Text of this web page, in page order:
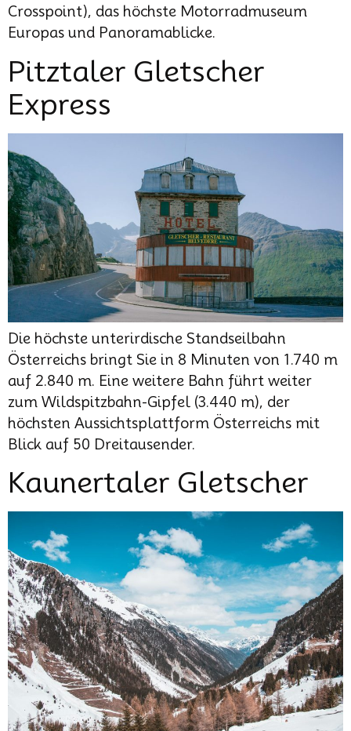
Crosspoint), das höchste Motorradmuseum
Europas und Panoramablicke.
Pitztaler Gletscher
Express
Die höchste unterirdische Standseilbahn
Österreichs bringt Sie in 8 Minuten von 1.740 m
auf 2.840 m. Eine weitere Bahn führt weiter
zum Wildspitzbahn-Gipfel (3.440 m), der
höchsten Aussichtsplattform Österreichs mit
Blick auf 50 Dreitausender.
Kaunertaler Gletscher